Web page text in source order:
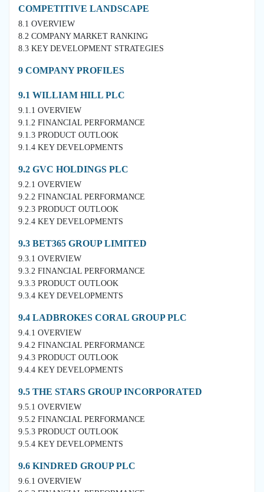
COMPETITIVE LANDSCAPE
8.1 OVERVIEW
8.2 COMPANY MARKET RANKING
8.3 KEY DEVELOPMENT STRATEGIES
9 COMPANY PROFILES
9.1 WILLIAM HILL PLC
9.1.1 OVERVIEW
9.1.2 FINANCIAL PERFORMANCE
9.1.3 PRODUCT OUTLOOK
9.1.4 KEY DEVELOPMENTS
9.2 GVC HOLDINGS PLC
9.2.1 OVERVIEW
9.2.2 FINANCIAL PERFORMANCE
9.2.3 PRODUCT OUTLOOK
9.2.4 KEY DEVELOPMENTS
9.3 BET365 GROUP LIMITED
9.3.1 OVERVIEW
9.3.2 FINANCIAL PERFORMANCE
9.3.3 PRODUCT OUTLOOK
9.3.4 KEY DEVELOPMENTS
9.4 LADBROKES CORAL GROUP PLC
9.4.1 OVERVIEW
9.4.2 FINANCIAL PERFORMANCE
9.4.3 PRODUCT OUTLOOK
9.4.4 KEY DEVELOPMENTS
9.5 THE STARS GROUP INCORPORATED
9.5.1 OVERVIEW
9.5.2 FINANCIAL PERFORMANCE
9.5.3 PRODUCT OUTLOOK
9.5.4 KEY DEVELOPMENTS
9.6 KINDRED GROUP PLC
9.6.1 OVERVIEW